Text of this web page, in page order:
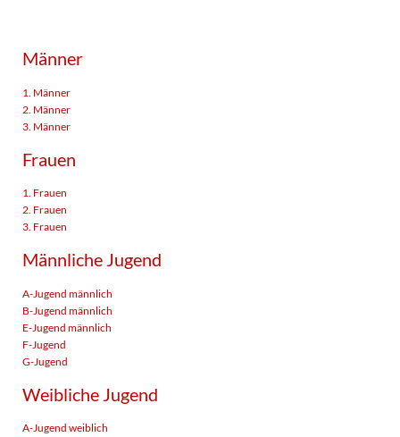
Männer
1. Männer
2. Männer
3. Männer
Frauen
1. Frauen
2. Frauen
3. Frauen
Männliche Jugend
A-Jugend männlich
B-Jugend männlich
E-Jugend männlich
F-Jugend
G-Jugend
Weibliche Jugend
A-Jugend weiblich